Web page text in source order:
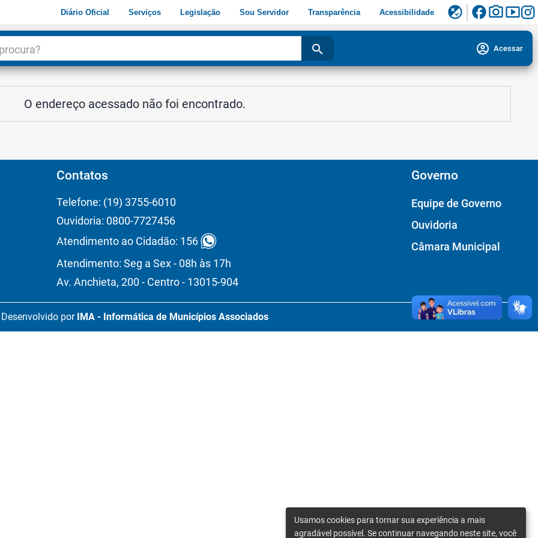
Diário Oficial Serviços Legislação Sou Servidor Transparência Acessibilidade flaky facebookphoto_camerasmart_display
search account_circle Acessar
O endereço acessado não foi encontrado.
Contatos
Telefone: (19) 3755-6010
Ouvidoria: 0800-7727456
Atendimento ao Cidadão: 156
Atendimento: Seg a Sex - 08h às 17h
Av. Anchieta, 200 - Centro - 13015-904
Governo
Equipe de Governo
Ouvidoria
Câmara Municipal
Desenvolvido por IMA - Informática de Municípios Associados
Usamos cookies para tornar sua experiência a mais
agradável possível. Se continuar navegando neste site, você